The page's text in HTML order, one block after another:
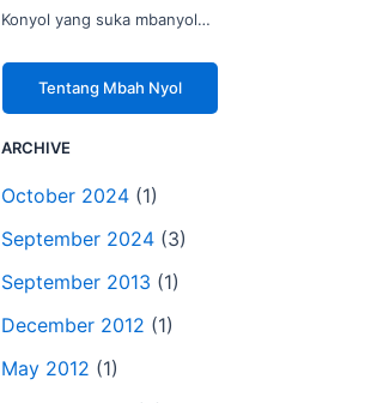
Konyol yang suka mbanyol…
Tentang Mbah Nyol
ARCHIVE
October 2024 (1)
September 2024 (3)
September 2013 (1)
December 2012 (1)
May 2012 (1)